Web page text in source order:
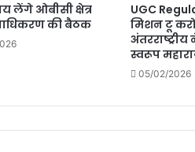
लेंगे ओबीसी क्षेत्र
की बैठक
UGC
मिशन टू
स्वरूप
05/02/2026